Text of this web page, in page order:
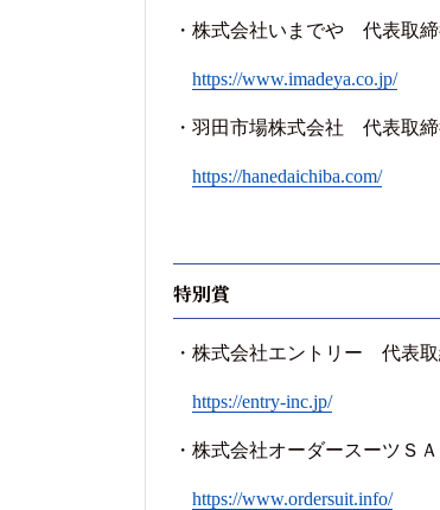
・株式会社いまでや 代表取
https://www.imadeya.co.jp/
・羽田市場株式会社 代表取
https://hanedaichiba.com/
特別賞
・ 株式会社エントリー 代表取
https://entry-inc.jp/
・株式会社オーダースーツＳ
https://www.ordersuit.info/